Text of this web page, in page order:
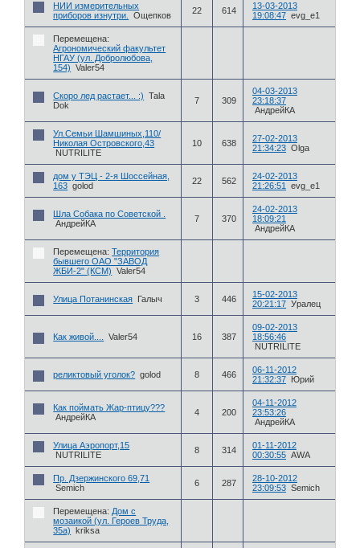
НИИ измерительных
приборов изнутри.
Ощепков 22 614
13-03-2013
19:08:47 evg_e1
Перемещена:
Агрономический факультет
НГАУ (ул. Добролюбова,
154)
Valer54
Скоро лед растает... :)
Tala
Dok
7 309
04-03-2013
23:18:37
АндрейКА
Ул.Семьи Шамшиных,110/
Николая Островского,43
NUTRILITE
10 638
27-02-2013
21:34:23 Olga
дом у ТЭЦ - 2-я Шоссейная,
163 golod 22 562
24-02-2013
21:26:51
evg_e1
Шла Собака по Советской .
АндрейКА
7 370
24-02-2013
18:09:21
АндрейКА
Перемещена: Территория
бывшего ОАО "ЗАВОД
ЖБИ-2" (КСМ)
Valer54
Улица Потанинская Галыч 3 446
15-02-2013
20:21:17 Уралец
Как живой.... Valer54 16 387
09-02-2013
18:56:46
NUTRILITE
реликтовый уголок? golod 8 466
06-11-2012
21:32:37 Юрий
Как поймать Жар-птицу???
АндрейКА
4 200
04-11-2012
23:53:26
АндрейКА
Улица Аэропорт,15
NUTRILITE
8 314
01-11-2012
00:30:55 AWA
Пр. Дзержинского 69,71
Semich
6 287
28-10-2012
23:09:53 Semich
Перемещена: Дом с
мозаикой (ул. Героев Труда,
35а)
kriksa